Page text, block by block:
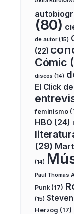
(80)
de autor(15)
(22)
Cómic
discos (14)
El Click
feminismo
HBO (24)
(29)
(14)
Paul Thomas
Punk (17)
(15)
Herzog (17)